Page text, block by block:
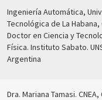
Ingeniería Automática,
Tecnológica de La Habana,
Doctor en Ciencia y
Física. Instituto Sabato.
Argentina
Dra. Mariana Tamasi. CNEA,